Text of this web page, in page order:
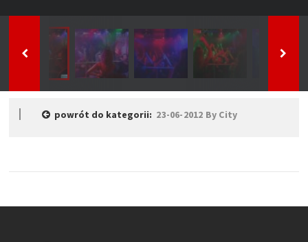
powrót do kategorii: 23-06-2012 By City